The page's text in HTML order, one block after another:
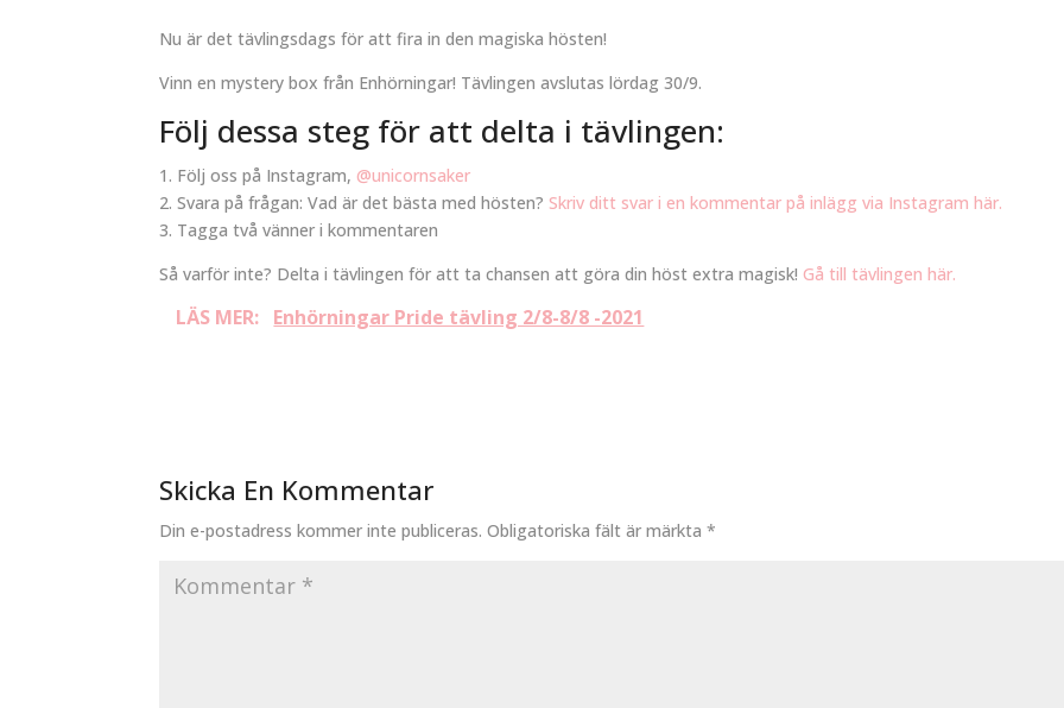
Nu är det tävlingsdags för att fira in den magiska hösten!
Vinn en mystery box från Enhörningar! Tävlingen avslutas lördag 30/9.
Följ dessa steg för att delta i tävlingen:
1. Följ oss på Instagram, @unicornsaker
2. Svara på frågan: Vad är det bästa med hösten? Skriv ditt svar i en kommentar på inlägg via Instagram här.
3. Tagga två vänner i kommentaren
Så varför inte? Delta i tävlingen för att ta chansen att göra din höst extra magisk! Gå till tävlingen här.
LÄS MER: Enhörningar Pride tävling 2/8-8/8 -2021
Skicka En Kommentar
Din e-postadress kommer inte publiceras. Obligatoriska fält är märkta*